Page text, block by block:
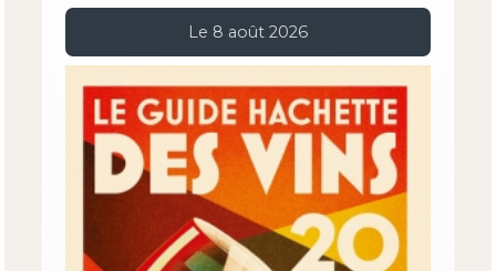
Le 8 août 2026